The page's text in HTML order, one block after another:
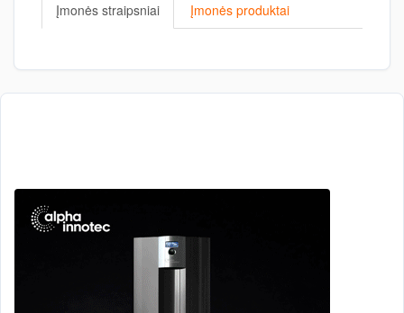
Įmonės straipsniai Įmonės produktai